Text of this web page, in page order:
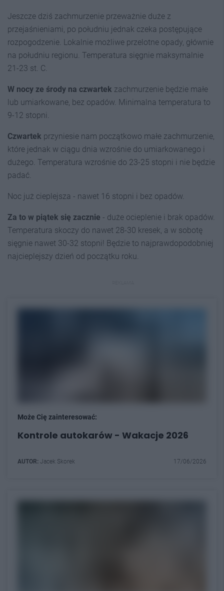
Jeszcze dziś zachmurzenie przeważnie duże z
przejaśnieniami, po południu jednak czeka postępujące
rozpogodzenie. Lokalnie możliwe przelotne opady, głównie
na południu regionu. Temperatura sięgnie maksymalnie
21-23 st. C.
W nocy ze środy na czwartek zachmurzenie będzie małe
lub umiarkowane, bez opadów. Minimalna temperatura to
9-12 stopni.
Czwartek przyniesie nam początkowo małe zachmurzenie,
które jednak w ciągu dnia wzrośnie do umiarkowanego i
dużego. Temperatura wzrośnie do 23-25 stopni i nie będzie
padać.
Noc już cieplejsza - nawet 16 stopni i bez opadów.
Za to w piątek się zacznie - duże ocieplenie i brak opadów.
Temperatura skoczy do nawet 28-30 kresek, a w sobotę
sięgnie nawet 30-32 stopni! Będzie to najprawdopodobniej
najcieplejszy dzień od początku roku.
Może Cię zainteresować:
Kontrole autokarów - Wakacje 2026
AUTOR: Jacek Skorek 17/06/2026